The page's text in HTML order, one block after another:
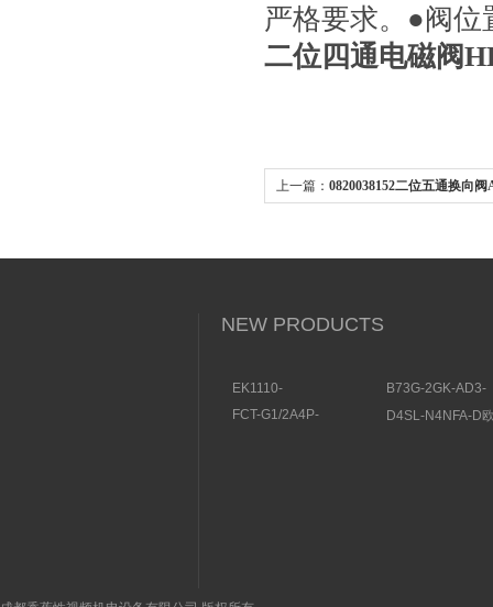
严格要求。●阀
二位四通电磁阀
上一篇： 0820038152二位五通换向
NEW PRODUCTS
EK1110-
结构及用途
B73G-2GK-AD3-
联件结构规格参数
FCT-G1/2A4P-
D4SL-N4NFA-D